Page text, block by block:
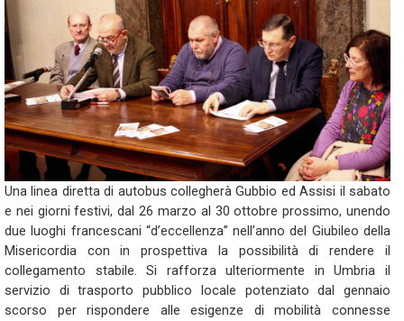
Una linea diretta di autobus collegherà Gubbio ed Assisi il sabato
e nei giorni festivi, dal 26 marzo al 30 ottobre prossimo, unendo
due luoghi francescani “d’eccellenza” nell’anno del Giubileo della
Misericordia con in prospettiva la possibilità di rendere il
collegamento stabile. Si rafforza ulteriormente in Umbria il
servizio di trasporto pubblico locale potenziato dal gennaio
scorso per rispondere alle esigenze di mobilità connesse